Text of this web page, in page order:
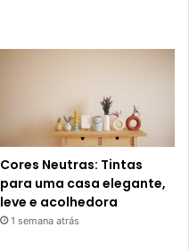
Cores Neutras: Tintas
para uma casa elegante,
leve e acolhedora
1 semana atrás